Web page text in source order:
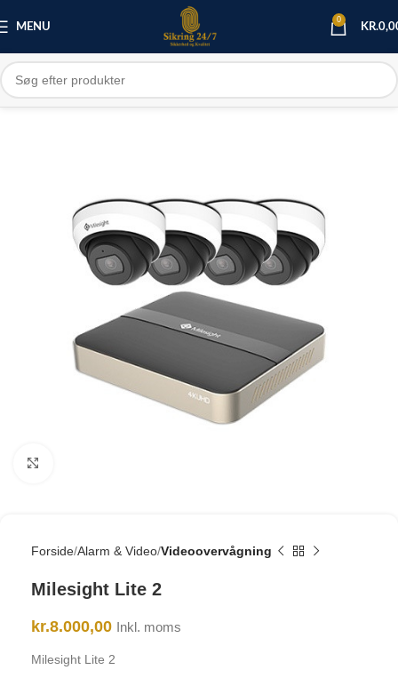
MENU
0
KR.
Forside Alarm & Video Videoovervågning
Milesight Lite 2
kr.8.000,00 Inkl. moms
Milesight Lite 2